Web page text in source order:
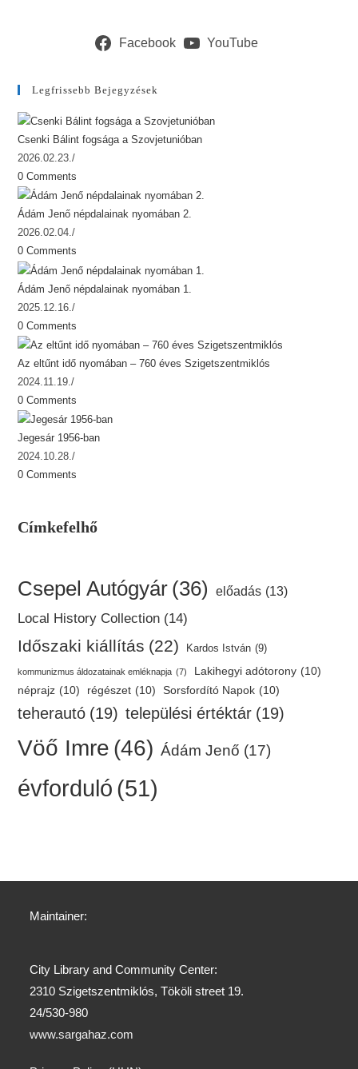
Facebook YouTube
Legfrissebb Bejegyzések
Csenki Bálint fogsága a Szovjetunióban
2026.02.23./
0 Comments
Ádám Jenő népdalainak nyomában 2.
2026.02.04./
0 Comments
Ádám Jenő népdalainak nyomában 1.
2025.12.16./
0 Comments
Az eltűnt idő nyomában – 760 éves Szigetszentmiklós
2024.11.19./
0 Comments
Jegesár 1956-ban
2024.10.28./
0 Comments
Címkefelhő
Csepel Autógyár (36) előadás (13)
Local History Collection (14)
Időszaki kiállítás (22) Kardos István (9)
kommunizmus áldozatainak emléknapja (7) Lakihegyi adótorony (10)
néprajz (10) régészet (10) Sorsfordító Napok (10)
teherautó (19) települési értéktár (19)
Vöő Imre (46) Ádám Jenő (17)
évforduló (51)
Maintainer:
City Library and Community Center:
2310 Szigetszentmiklós, Tököli street 19.
24/530-980
www.sargahaz.com